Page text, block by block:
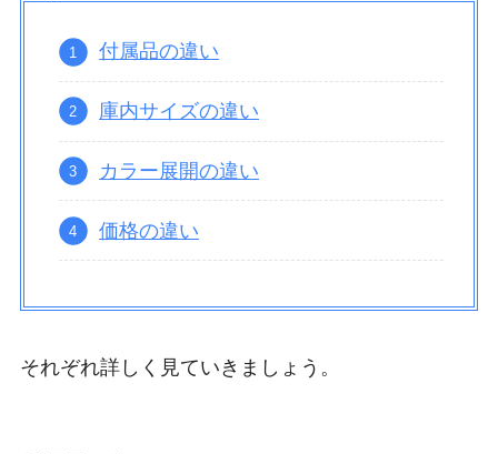
付属品の違い
庫内サイズの違い
カラー展開の違い
価格の違い
それぞれ詳しく見ていきましょう。